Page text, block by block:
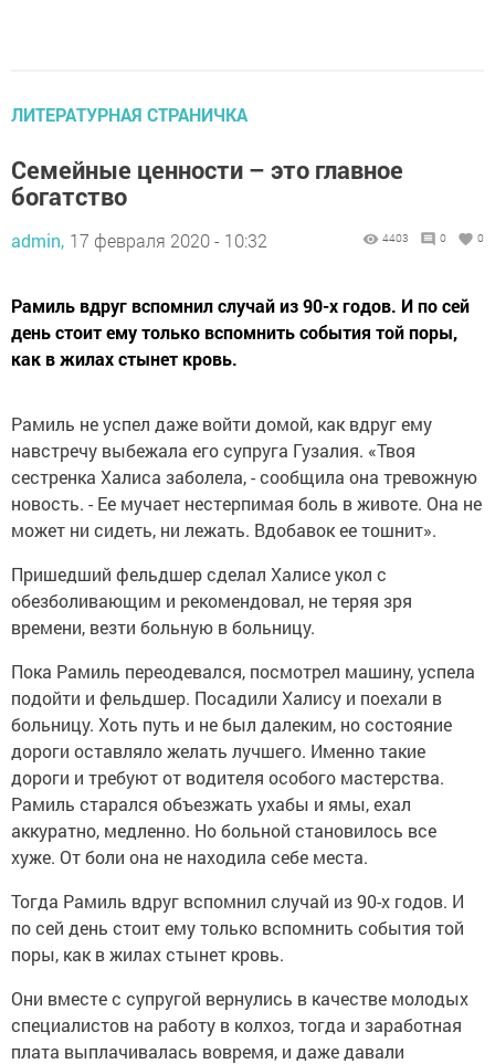
ЛИТЕРАТУРНАЯ СТРАНИЧКА
Семейные ценности – это главное
богатство
admin, 17 февраля 2020 - 10:32 4403 0 0
Рамиль вдруг вспомнил случай из 90-х годов. И по сей
день стоит ему только вспомнить события той поры,
как в жилах стынет кровь.
Рамиль не успел даже войти домой, как вдруг ему
навстречу выбежала его супруга Гузалия. «Твоя
сестренка Халиса заболела, - сообщила она тревожную
новость. - Ее мучает нестерпимая боль в животе. Она не
может ни сидеть, ни лежать. Вдобавок ее тошнит».
Пришедший фельдшер сделал Халисе укол с
обезболивающим и рекомендовал, не теряя зря
времени, везти больную в больницу.
Пока Рамиль переодевался, посмотрел машину, успела
подойти и фельдшер. Посадили Халису и поехали в
больницу. Хоть путь и не был далеким, но состояние
дороги оставляло желать лучшего. Именно такие
дороги и требуют от водителя особого мастерства.
Рамиль старался объезжать ухабы и ямы, ехал
аккуратно, медленно. Но больной становилось все
хуже. От боли она не находила себе места.
Тогда Рамиль вдруг вспомнил случай из 90-х годов. И
по сей день стоит ему только вспомнить события той
поры, как в жилах стынет кровь.
Они вместе с супругой вернулись в качестве молодых
специалистов на работу в колхоз, тогда и заработная
плата выплачивалась вовремя, и даже давали